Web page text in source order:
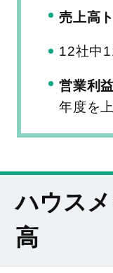
売上高
12社中
営業利
年度を
ハウス
高